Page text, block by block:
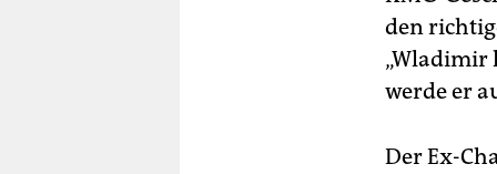
den
„Wladimir
werde er
Der Ex-